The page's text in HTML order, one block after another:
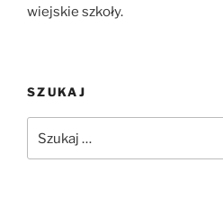
wiejskie szkoły.
SZUKAJ